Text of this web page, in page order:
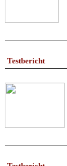
Testbericht